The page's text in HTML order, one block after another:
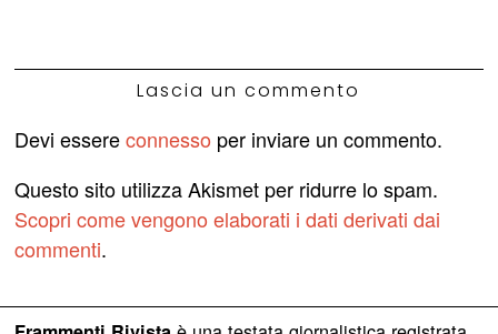
Lascia un commento
Devi essereconnesso per inviare un commento.
Questo sito utilizza Akismet per ridurre lo spam.
Scopri come vengono elaborati i dati derivati dai
commenti.